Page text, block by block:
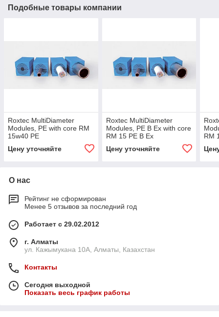
Подобные товары компании
Roxtec MultiDiameter
Modules, PE with core RM
15w40 PE
Цену уточняйте
Roxtec MultiDiameter
Modules, PE B Ex with core
RM 15 PE B Ex
Цену уточняйте
RM
О нас
Рейтинг не сформирован
Менее 5 отзывов за последний год
Работает с 29.02.2012
г. Алматы
ул. Кажымукана 10А, Алматы, Казахстан
Контакты
Сегодня выходной
Показать весь график работы